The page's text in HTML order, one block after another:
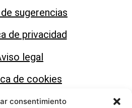
consentimiento
sugerencias
de privacidad
legal
de cookies